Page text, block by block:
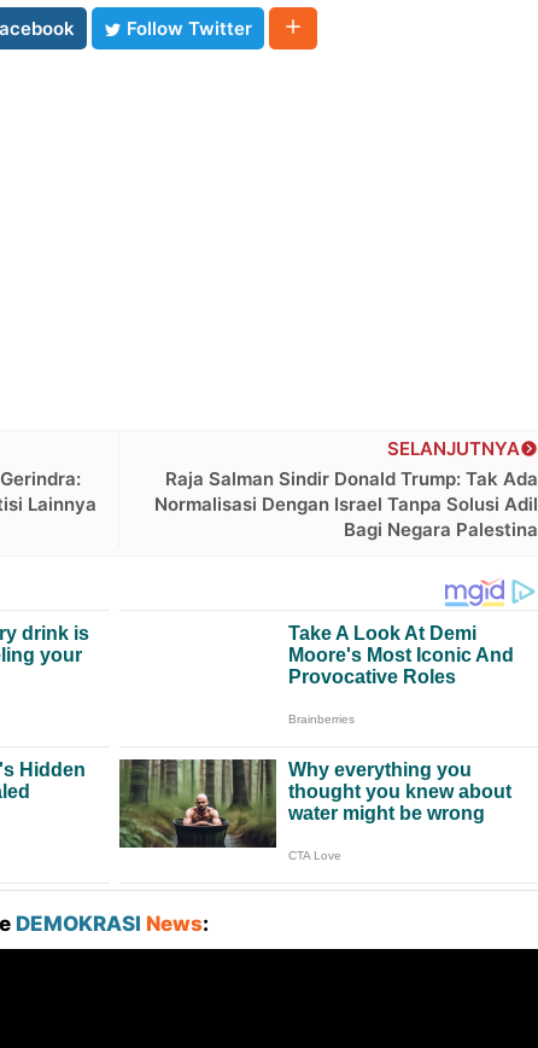
Follow Twitter
SELANJUTNYA
Raja Salman Sindir Donald Trump: Tak Ada
Normalisasi Dengan Israel Tanpa Solusi Adil
Bagi Negara Palestina
Lainnya
DEMOKRASI News: